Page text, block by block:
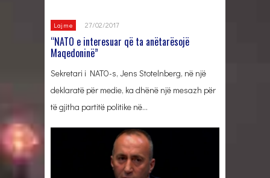
Lajme 27/02/2017
“NATO e interesuar që ta anëtarësojë
Maqedoninë”
Sekretari i NATO-s, Jens Stotelnberg, në një
deklaratë për medie, ka dhënë një mesazh për
të gjitha partitë politike në…